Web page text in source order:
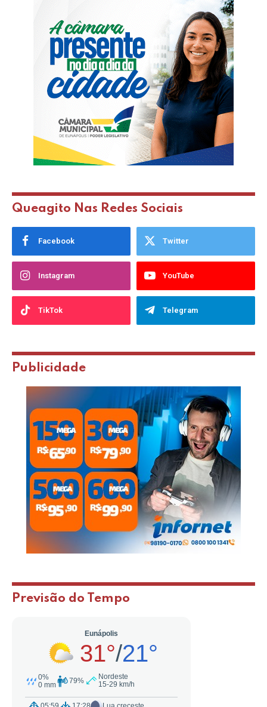
Queagito Nas Redes Sociais
Facebook Twitter
Instagram YouTube
TikTok Telegram
Publicidade
Previsão do Tempo